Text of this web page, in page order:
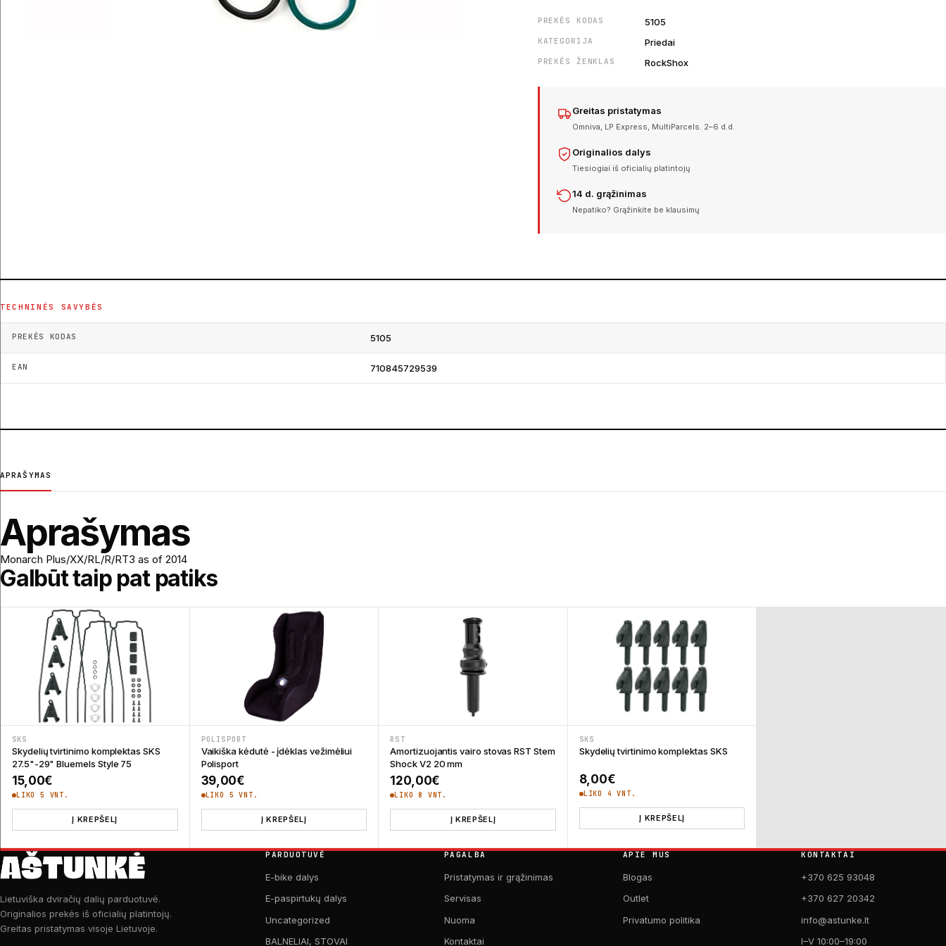
PREKĖS KODAS 5105
KATEGORIJA Priedai
PREKĖS ŽENKLAS RockShox
Greitas pristatymas
Omniva, LP Express, MultiParcels. 2–6 d.d.
Originalios dalys
Tiesiogiai iš oficialių platintojų
14 d. grąžinimas
Nepatiko? Grąžinkite be klausimų
TECHNINĖS SAVYBĖS
PREKĖS KODAS 5105
EAN 710845729539
APRAŠYMAS
Aprašymas
Monarch Plus/XX/RL/R/RT3 as of 2014
Galbūt taip pat patiks
SKS
Skydelių tvirtinimo komplektas SKS
27.5"-29" Bluemels Style 75
15,00€
LIKO 5 VNT.
Į KREPŠELĮ
POLISPORT
Vaikiška kėdutė - įdėklas vežimėliui
Polisport
39,00€
LIKO 5 VNT.
Į KREPŠELĮ
RST
Amortizuojantis vairo stovas RST Stem
Shock V2 20 mm
120,00€
LIKO 8 VNT.
Į KREPŠELĮ
SKS
Skydelių tvirtinimo komplektas SKS
8,00€
LIKO 4 VNT.
Į KREPŠELĮ
Lietuviška dviračių dalių parduotuvė.
Originalios prekės iš oficialių platintojų.
Greitas pristatymas visoje Lietuvoje.
PARDUOTUVĖ
E-bike dalys
E-paspirtukų dalys
Uncategorized
BALNELIAI, STOVAI
PAGALBA
Pristatymas ir grąžinimas
Servisas
Nuoma
Kontaktai
APIE MUS
Blogas
Outlet
Privatumo politika
KONTAKTAI
+370 625 93048
+370 627 20342
info@astunke.lt
I–V 10:00–19:00